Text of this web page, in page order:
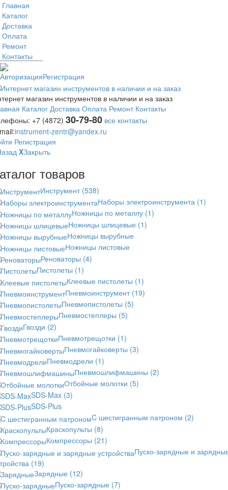
Главная
Каталог
Доставка
Оплата
Ремонт
Контакты
АвторизацияРегистрация
магазин инструментов в наличии и на заказ
Каталог Доставка Оплата Ремонт Контакты
+7 (4872) 30-79-80 все контакты
instrument-zentr@yandex.ru
Регистрация
XЗакрыть
товаров
Инструмент (538)
Наборы электроинструмента (1)
Ножницы по металлу (1)
Ножницы шлицевые (1)
Ножницы вырубные
Ножницы листовые
Реноваторы (4)
Пистолеты (1)
Клеевые пистолеты (1)
Пневмоинструмент (19)
Пневмопистолеты (5)
Пневмостеплеры (5)
Гвозди (2)
Пневмотрещотки (1)
Пневмогайковерты (3)
Пневмодрели (1)
Пневмошлифмашины (2)
Отбойные молотки (5)
SDS-Max (3)
SDS-Plus
C шестигранным патроном (2)
Краскопульты (8)
Компрессоры (21)
Пуско-зарядные и
(19)
Зарядные (12)
Пуско-зарядные (7)